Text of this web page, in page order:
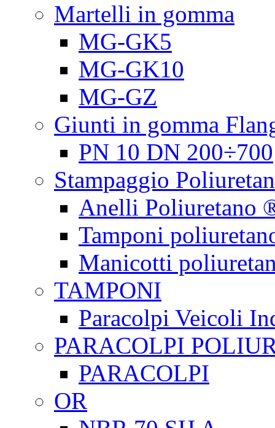
Martelli in gomma
MG-GK5
MG-GK10
MG-GZ
Giunti in gomma
PN 10 DN 200÷700
Stampaggio
Anelli Poliuretano
Tamponi
Manicotti
TAMPONI
Paracolpi Veicoli
PARACOLPI
PARACOLPI
OR